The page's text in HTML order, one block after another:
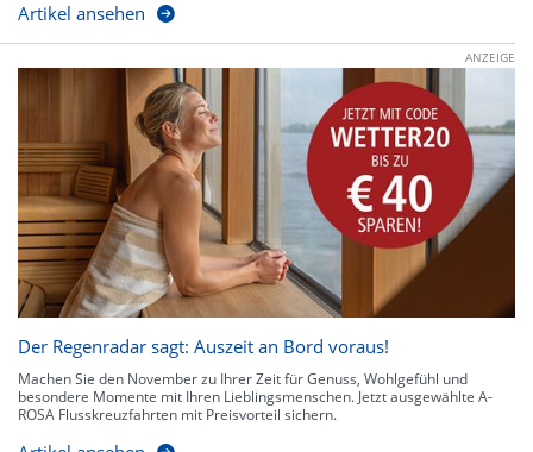
Artikel ansehen
ANZEIGE
Der Regenradar sagt: Auszeit an Bord voraus!
Machen Sie den November zu Ihrer Zeit für Genuss, Wohlgefühl und
besondere Momente mit Ihren Lieblingsmenschen. Jetzt ausgewählte A-
ROSA Flusskreuzfahrten mit Preisvorteil sichern.